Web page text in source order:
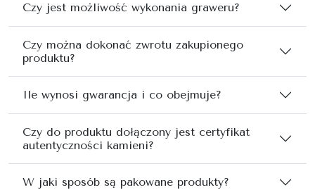
Czy jest możliwość wykonania graweru?
Czy można dokonać zwrotu zakupionego
produktu?
Ile wynosi gwarancja i co obejmuje?
Czy do produktu dołączony jest certyfikat
autentyczności kamieni?
W jaki sposób są pakowane produkty?